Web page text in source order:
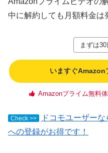
中に解約しても月額料金は
まずは
いますぐAmazon
Amazonプライム無料
Check >>
ドコモユーザー
への登録がお得です！